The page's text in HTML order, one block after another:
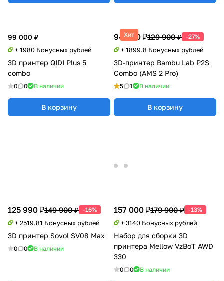
99 000 ₽
+ 1980 Бонусных рублей
3D принтер QIDI Plus 5
combo
0 0 В наличии
В корзину
Хит
94 990 ₽129 900 ₽ -27%
+ 1899.8 Бонусных рублей
3D-принтер Bambu Lab P2S
Combo (AMS 2 Pro)
5 1 В наличии
В корзину
125 990 ₽149 900 ₽ -16%
+ 2519.81 Бонусных рублей
3D принтер Sovol SV08 Max
0 0 В наличии
157 000 ₽179 900 ₽ -13%
+ 3140 Бонусных рублей
Набор для cборки 3D
принтера Mellow VzBoT AWD
330
0 0 В наличии